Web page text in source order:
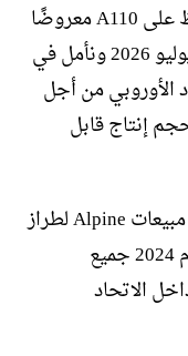
“نعتقد أنه يمكننا استخدام ذلك للحفاظ على A110 معروضًا
للبيع في أهم أسواقها الأوروبية حتى يوليو 2026 ونأمل في
الأوروبي من أجل
إنتاج قابل
تمثل فرنسا حاليًا أكثر من نصف حجم مبيعات Alpine لطراز
A110 ومن المحتمل أن يمثل ما بعد عام 2024 جميع
الاتحاد